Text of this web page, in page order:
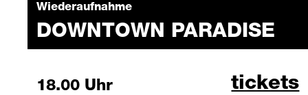
Wiederaufnahme
DOWNTOWN PARADISE
Friday, 16 October 2026
18.00 Uhr tickets